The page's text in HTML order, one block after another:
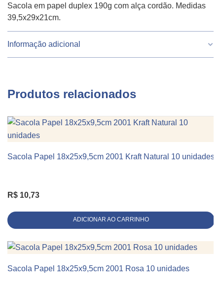
Sacola em papel duplex 190g com alça cordão. Medidas
39,5x29x21cm.
Informação adicional
Largura 39.5
Altura 29
Linha
Produtos relacionados
KIT 10 UNIDADES
Sacola Papel 18x25x9,5cm 2001 Kraft Natural 10 unidades
R$ 10,73
ADICIONAR AO CARRINHO
KIT 10 UNIDADES
Sacola Papel 18x25x9,5cm 2001 Rosa 10 unidades